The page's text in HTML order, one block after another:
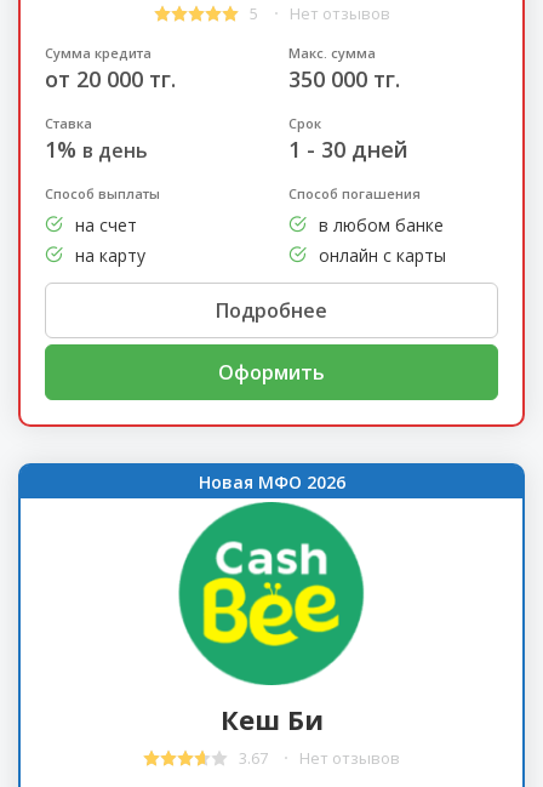
5 Нет отзывов
Сумма кредита
от 20 000 тг.
Макс. сумма
350 000 тг.
Ставка
1% в день
Срок
1 - 30 дней
Способ выплаты
на счет
на карту
Способ погашения
в любом банке
онлайн с карты
Подробнее
Оформить
Новая МФО 2026
Кеш Би
3.67 Нет отзывов